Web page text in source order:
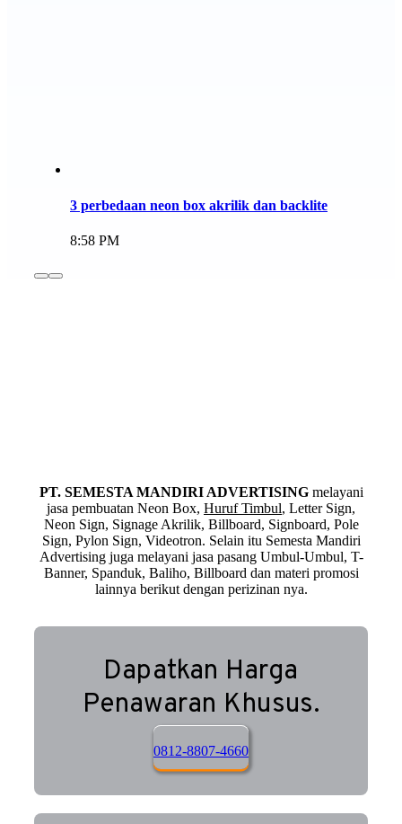
3 perbedaan neon box akrilik dan backlite
8:58 PM
PT. SEMESTA MANDIRI ADVERTISINGmelayani
jasa pembuatan Neon Box, Huruf Timbul, Letter Sign,
Neon Sign, Signage Akrilik, Billboard, Signboard, Pole
Sign, Pylon Sign, Videotron. Selain itu Semesta Mandiri
Advertising juga melayani jasa pasang Umbul-Umbul, T-
Banner, Spanduk, Baliho, Billboard dan materi promosi
lainnya berikut dengan perizinan nya.
Dapatkan Harga
Penawaran Khusus.
0812-8807-4660